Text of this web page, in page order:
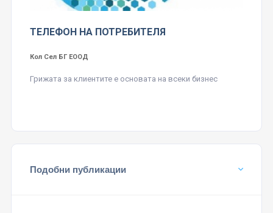
ТЕЛЕФОН НА ПОТРЕБИТЕЛЯ
Кол Сел БГ ЕООД
Грижата за клиентите е основата на всеки бизнес
Подобни публикации